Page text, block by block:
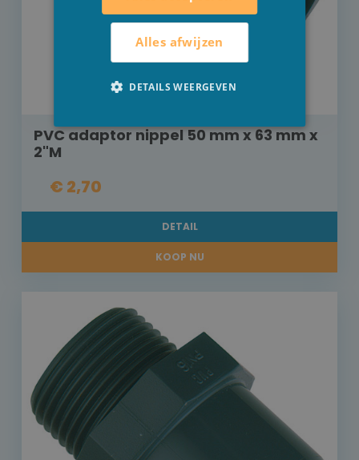
PVC adaptor nippel 50 mm x 63 mm x
2"M
€ 2,70
DETAIL
KOOP NU
Alles afwijzen
DETAILS WEERGEVEN